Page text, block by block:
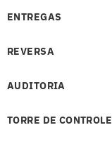
ENTREGAS
REVERSA
AUDITORIA
TORRE DE CONTROLE